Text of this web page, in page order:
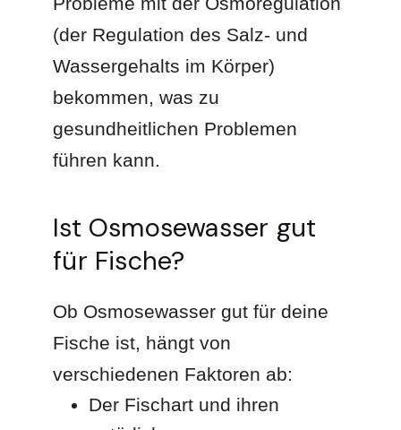
(der Regulation des Salz- und
Wassergehalts im Körper)
bekommen, was zu
gesundheitlichen Problemen
führen kann.
Ist Osmosewasser gut
für Fische?
Ob Osmosewasser gut für deine
Fische ist, hängt von
verschiedenen Faktoren ab:
Der Fischart und ihren